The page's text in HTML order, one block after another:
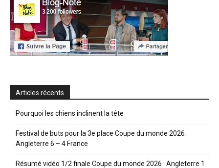
Articles récents
Pourquoi les chiens inclinent la tête
Festival de buts pour la 3e place Coupe du monde 2026 :
Angleterre 6 – 4 France
Résumé vidéo 1/2 finale Coupe du monde 2026 : Angleterre 1